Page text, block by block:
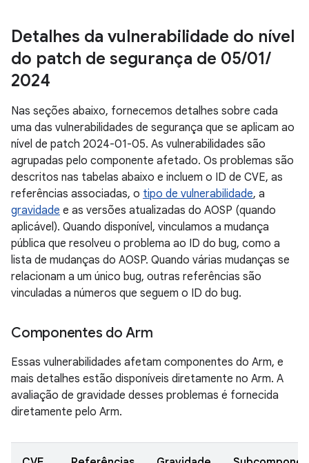
Detalhes da vulnerabilidade do nível
do patch de segurança de 05/01/
2024
Nas seções abaixo, fornecemos detalhes sobre cada
uma das vulnerabilidades de segurança que se aplicam ao
nível de patch 2024-01-05. As vulnerabilidades são
agrupadas pelo componente afetado. Os problemas são
descritos nas tabelas abaixo e incluem o ID de CVE, as
referências associadas, o tipo de vulnerabilidade, a
gravidade e as versões atualizadas do AOSP (quando
aplicável). Quando disponível, vinculamos a mudança
pública que resolveu o problema ao ID do bug, como a
lista de mudanças do AOSP. Quando várias mudanças se
relacionam a um único bug, outras referências são
vinculadas a números que seguem o ID do bug.
Componentes do Arm
Essas vulnerabilidades afetam componentes do Arm, e
mais detalhes estão disponíveis diretamente no Arm. A
avaliação de gravidade desses problemas é fornecida
diretamente pelo Arm.